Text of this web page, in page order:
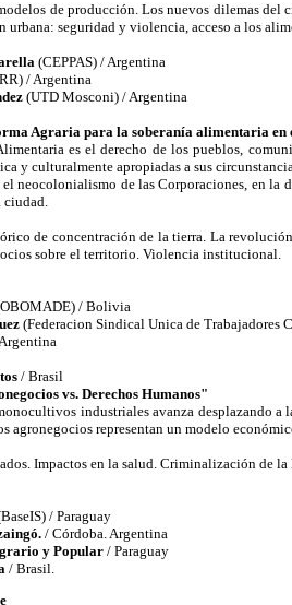
de producción. Los nuevos dilemas
urbana: seguridad y violencia, acceso a los
(CEPPAS) / Argentina
/ Argentina
(UTD Mosconi) / Argentina
Agraria para la soberanía alimentaria en
es el derecho de los pueblos,
y culturalmente apropiadas a sus
neocolonialismo de las Corporaciones, en
ciudad.
de concentración de la tierra. La
sobre el territorio. Violencia institucional.
/ Bolivia
(Federacion Sindical Unica de Trabajadores
/ Brasil
vs. Derechos Humanos"
industriales avanza desplazando a
agronegocios representan un modelo
Impactos en la salud. Criminalización de
/ Paraguay
/ Córdoba. Argentina
y Popular / Paraguay
/ Brasil.